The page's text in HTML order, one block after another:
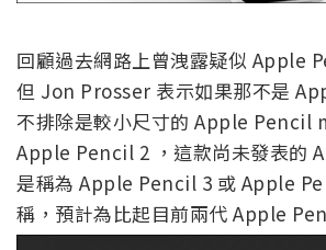
回顧過去網路上曾洩露疑似 Apple
但 Jon Prosser 表示如果那不是
不排除是較小尺寸的 Apple Pencil
Apple Pencil 2 ，這款尚未發表的
是稱為 Apple Pencil 3 或 Apple
稱，預計為比起目前兩代 Apple